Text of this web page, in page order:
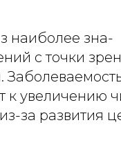
наиболее зна-
с точки
к увеличению
за развития